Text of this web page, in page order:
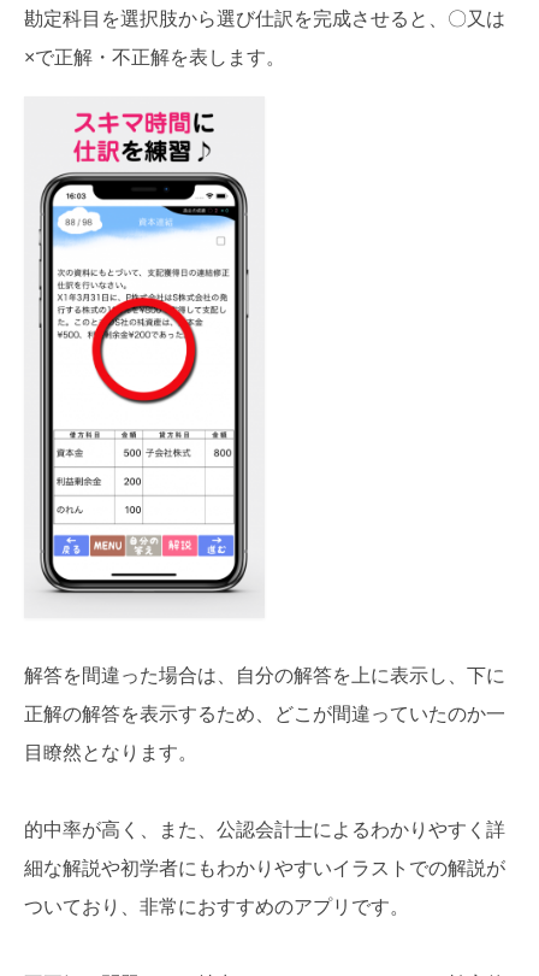
勘定科目を選択肢から選び仕訳を完成させると、〇又は
×で正解・不正解を表します。
解答を間違った場合は、自分の解答を上に表示し、下に
正解の解答を表示するため、どこが間違っていたのか一
目瞭然となります。
的中率が高く、また、公認会計士によるわかりやすく詳
細な解説や初学者にもわかりやすいイラストでの解説が
ついており、非常におすすめのアプリです。